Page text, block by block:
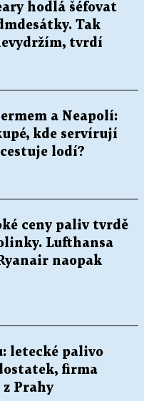
hodlá šéfovat
Tak
tvrdí
a Neapolí:
kde servírují
lodí?
ceny paliv tvrdě
Lufthansa
naopak
letecké palivo
firma
Prahy